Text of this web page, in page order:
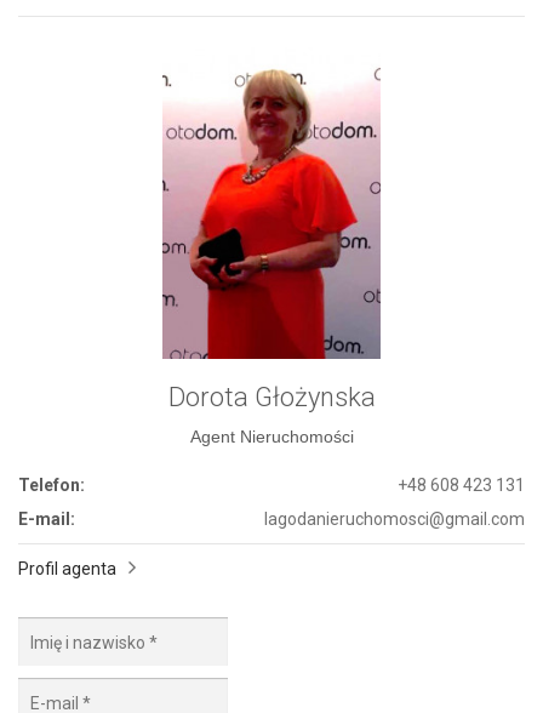
Dorota Głożynska
Agent Nieruchomości
Telefon:
+48 608 423 131
E-mail:
lagodanieruchomosci@gmail.com
Profil agenta